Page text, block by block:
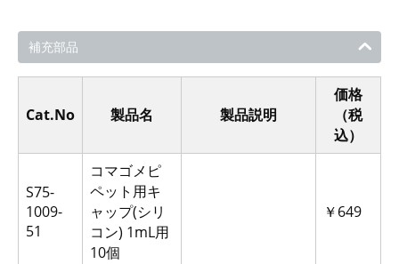
補充部品
Cat.No 製品名 製品説明
価格
（税
込）
S75-
1009-
51
コマゴメピ
ペット用キ
ャップ(シリ
コン) 1mL用
10個
￥649